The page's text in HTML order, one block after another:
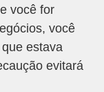
você for
você
estava
evitará